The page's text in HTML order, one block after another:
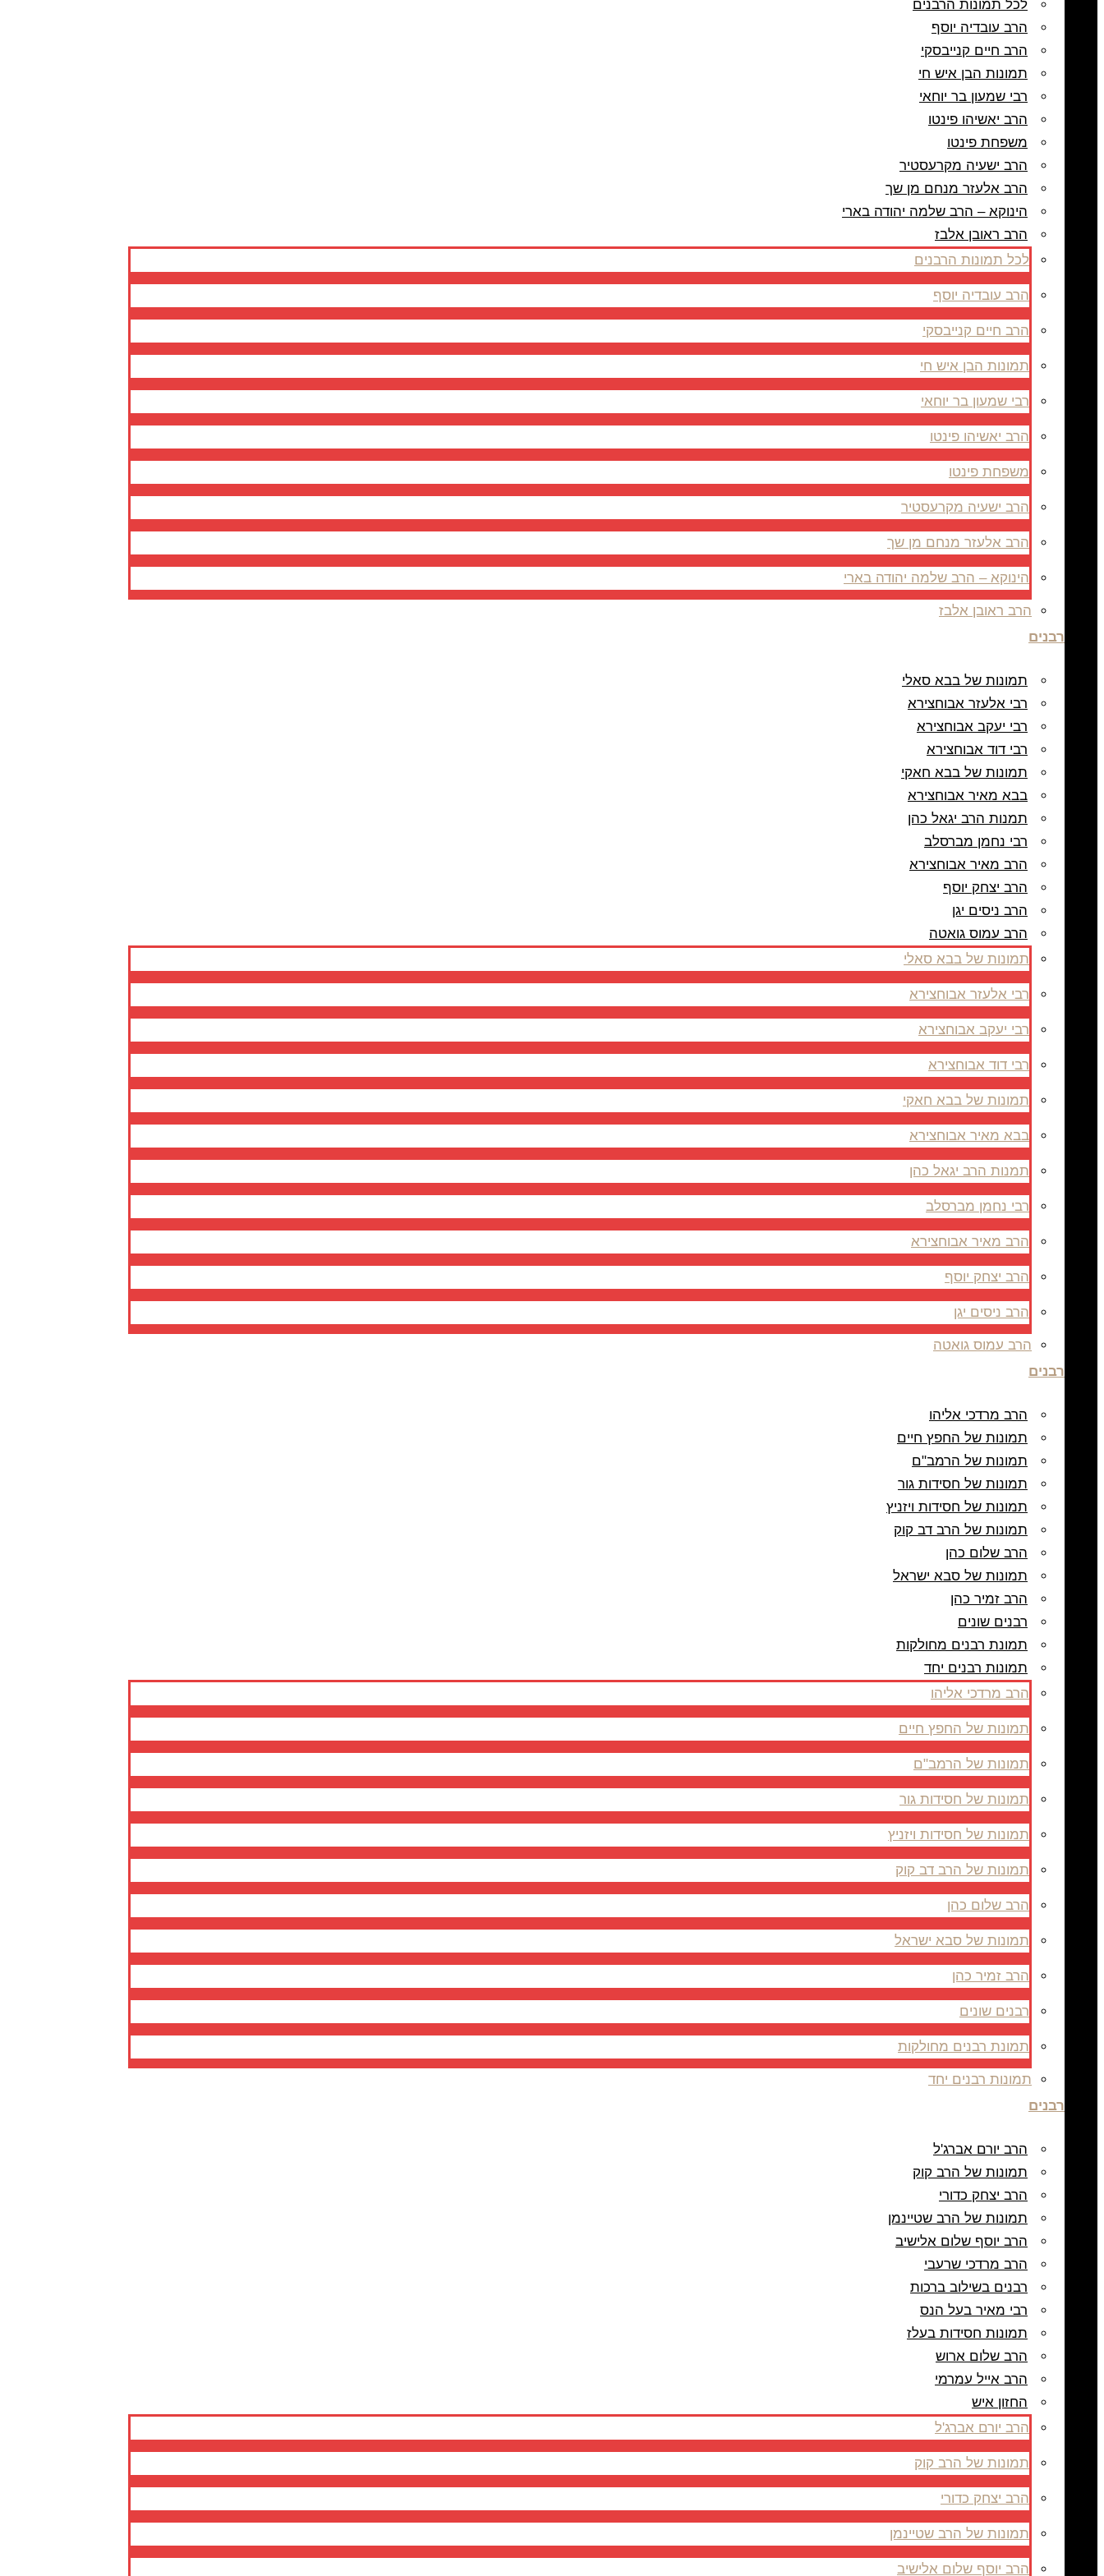
לכל תמונות הרבנים
הרב עובדיה יוסף
הרב חיים קנייבסקי
תמונות הבן איש חי
רבי שמעון בר יוחאי
הרב יאשיהו פינטו
משפחת פינטו
הרב ישעיה מקרעסטיר
הרב אלעזר מנחם מן שך
הינוקא – הרב שלמה יהודה בארי
הרב ראובן אלבז
לכל תמונות הרבנים
הרב עובדיה יוסף
הרב חיים קנייבסקי
תמונות הבן איש חי
רבי שמעון בר יוחאי
הרב יאשיהו פינטו
משפחת פינטו
הרב ישעיה מקרעסטיר
הרב אלעזר מנחם מן שך
הינוקא – הרב שלמה יהודה בארי
הרב ראובן אלבז
רבנים
תמונות של בבא סאלי
רבי אלעזר אבוחצירא
רבי יעקב אבוחצירא
רבי דוד אבוחצירא
תמונות של בבא חאקי
בבא מאיר אבוחצירא
תמנות הרב יגאל כהן
רבי נחמן מברסלב
הרב מאיר אבוחצירא
הרב יצחק יוסף
הרב ניסים יגן
הרב עמוס גואטה
תמונות של בבא סאלי
רבי אלעזר אבוחצירא
רבי יעקב אבוחצירא
רבי דוד אבוחצירא
תמונות של בבא חאקי
בבא מאיר אבוחצירא
תמנות הרב יגאל כהן
רבי נחמן מברסלב
הרב מאיר אבוחצירא
הרב יצחק יוסף
הרב ניסים יגן
הרב עמוס גואטה
רבנים
הרב מרדכי אליהו
תמונות של החפץ חיים
תמונות של הרמב"ם
תמונות של חסידות גור
תמונות של חסידות ויזניץ
תמונות של הרב דב קוק
הרב שלום כהן
תמונות של סבא ישראל
הרב זמיר כהן
רבנים שונים
תמונת רבנים מחולקות
תמונות רבנים יחד
הרב מרדכי אליהו
תמונות של החפץ חיים
תמונות של הרמב"ם
תמונות של חסידות גור
תמונות של חסידות ויזניץ
תמונות של הרב דב קוק
הרב שלום כהן
תמונות של סבא ישראל
הרב זמיר כהן
רבנים שונים
תמונת רבנים מחולקות
תמונות רבנים יחד
רבנים
הרב יורם אברג'ל
תמונות של הרב קוק
הרב יצחק כדורי
תמונות של הרב שטיינמן
הרב יוסף שלום אלישיב
הרב מרדכי שרעבי
רבנים בשילוב ברכות
רבי מאיר בעל הנס
תמונות חסידות בעלז
הרב שלום ארוש
הרב אייל עמרמי
החזון איש
הרב יורם אברג'ל
תמונות של הרב קוק
הרב יצחק כדורי
תמונות של הרב שטיינמן
הרב יוסף שלום אלישיב